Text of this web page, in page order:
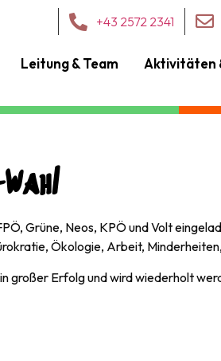
+43 2572 2341
Leitung & Team Aktivitäten
Grüne, Neos, KPÖ und Volt
Ökologie, Arbeit,
großer Erfolg und wird wiederholt